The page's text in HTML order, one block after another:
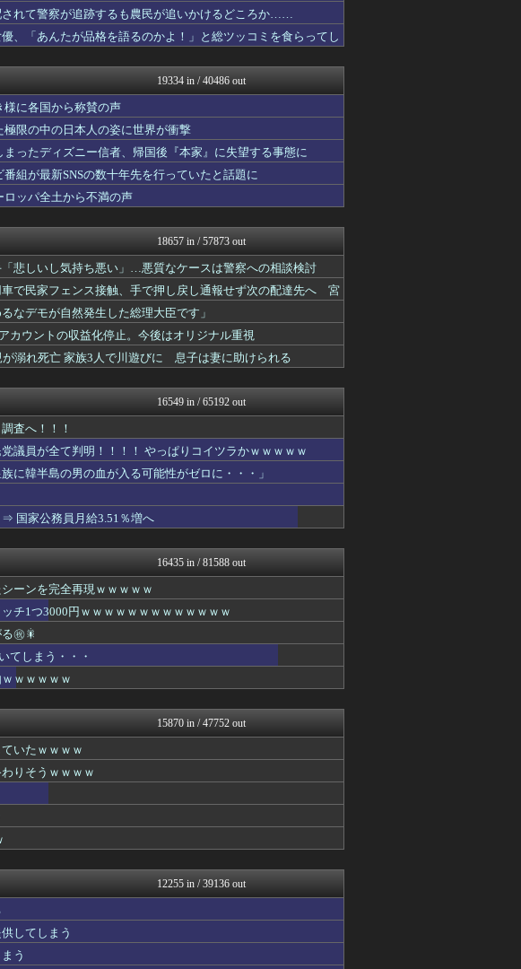
キニ速
『遠慮しない...
渡る世間はキチばかり - ...
乃木通 乃木坂46櫻坂46...
バイク速報
分の味方を...
えて号泣して...
ネラーボイス
ああ言えばForYou
ない？
それからの出来事() アイ...
してないよう...
かぞくちゃんねる
ヒーローNEWS
⇒テレビに映...
修羅場まとめ速報
リーの栄養に...
るぞ」 ２２歳...
アルファルファモザイク＠ネ...
ポーランドボール 翻訳
あ艦これ ～艦隊これくしょ...
ゆるゲーマー遅報
2ch東方スレ観測所
ん
パチンコ・パチスロ.com
れ死亡 交際...
みそパンNEWS
理由が、身も...
私が悪いの？【海外の反応】
「NP...
Red4 海外の反応まとめ
議論と世界の...
→「...
韓国ニュース反応まとめ
ニチカン！
登山ちゃんねる
∀ﾟ)━...
AKB48タイムズ（AKB...
・・・・・...
なんJクエスト
婚外ちゃんねる
してしま...
なんじぇいスタジアム＠なん...
なんJ PRIDE
あやめ速報-SSまとめ-
でも2.2...
国難にあってもの申す！！
やめる人も多...
」危機一髪
ベイスターズNEWS
ｗｗ
キスログ
婚外ちゃんねる
なんJクエスト
人で育児して...
配で心配で夜...
奥様は鬼女-DQN返しまと...
席巻す...
が怪...
...
なんじぇいスタジアム＠なん...
市には何も言...
まとめたニュース
チゲ速
・・・
...
の報...
おーるじゃんる
キニ速
れて警察が追跡するも農民が追いかけるどころか……
、「あんたが品格を語るのかよ！」と総ツッコミを食らってし
19334 in / 40486 out
に各国から称賛の声
限の中の日本人の姿に世界が衝撃
ったディズニー信者、帰国後『本家』に失望する事態に
組が最新SNSの数十年先を行っていたと話題に
ッパ全土から不満の声
18657 in / 57873 out
悲しいし気持ち悪い」…悪質なケースは警察への相談検討
で民家フェンス接触、手で押し戻し通報せず次の配達先へ 宮
なデモが自然発生した総理大臣です」
カウントの収益化停止。今後はオリジナル重視
溺れ死亡 家族3人で川遊びに 息子は妻に助けられる
16549 in / 65192 out
査へ！！！
議員が全て判明！！！！ やっぱりコイツラかｗｗｗｗｗ
に韓半島の男の血が入る可能性がゼロに・・・」
国家公務員月給3.51％増へ
16435 in / 81588 out
ーンを完全再現ｗｗｗｗｗ
チ1つ3000円ｗｗｗｗｗｗｗｗｗｗｗｗｗ
㊗🎇
てしまう・・・
ｗｗｗｗｗ
15870 in / 47752 out
いたｗｗｗｗ
りそうｗｗｗｗ
12255 in / 39136 out
してしまう
う